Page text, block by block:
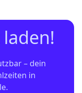
– dein
in